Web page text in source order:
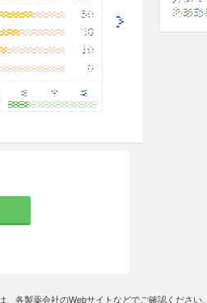
。
。
しい。本剤に
各製薬会社のWebサイトなどでご確認ください。